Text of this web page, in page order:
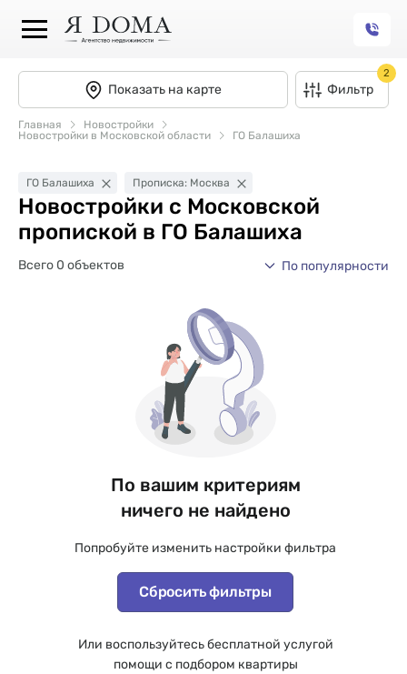
Показать на карте Фильтр
2
Главная
Новостройки
Новостройки в Московской области
ГО Балашиха
ГО Балашиха Прописка: Москва
Новостройки с Московской
пропиской в ГО Балашиха
Всего 0 объектов По популярности
По вашим критериям
ничего не найдено
Попробуйте изменить настройки фильтра
Сбросить фильтры
Или воспользуйтесь бесплатной услугой
помощи с подбором квартиры